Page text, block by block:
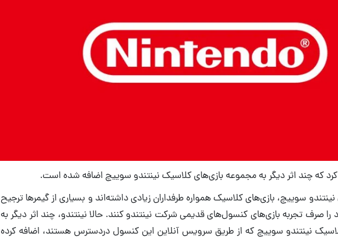
کرد که چند اثر دیگر به مجموعه بازی‌های کلاسیک نینتندو سوییچ اضافه شده است.
سوییچ، بازی‌های کلاسیک همواره طرفداران زیادی داشته‌اند و بسیاری از گیمرها ترجیح
صرف تجربه بازی‌های کنسول‌های قدیمی شرکت نینتندو کنند. حالا نینتندو، چند اثر دیگر به
نینتندو سوییچ که از طریق سرویس آنلاین این کنسول دردسترس هستند، اضافه کرده